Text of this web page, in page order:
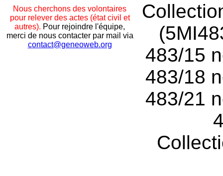
Nous cherchons des volontaires
pour relever des actes (état civil et
autres). Pour rejoindre l'équipe,
merci de nous contacter par mail via
contact@geneoweb.org
483/15
483/18
483/21